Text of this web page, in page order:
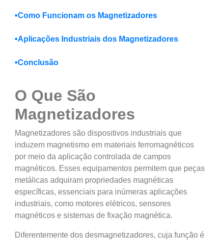
•Como Funcionam os Magnetizadores
•Aplicações Industriais dos Magnetizadores
•Conclusão
O Que São
Magnetizadores
Magnetizadores são dispositivos industriais que
induzem magnetismo em materiais ferromagnéticos
por meio da aplicação controlada de campos
magnéticos. Esses equipamentos permitem que peças
metálicas adquiram propriedades magnéticas
específicas, essenciais para inúmeras aplicações
industriais, como motores elétricos, sensores
magnéticos e sistemas de fixação magnética.
Diferentemente dos desmagnetizadores, cuja função é